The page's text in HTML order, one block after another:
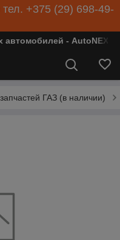
+375 (29) 698-49-
автомобилей - AutoNEXT
ГАЗ (в наличии)